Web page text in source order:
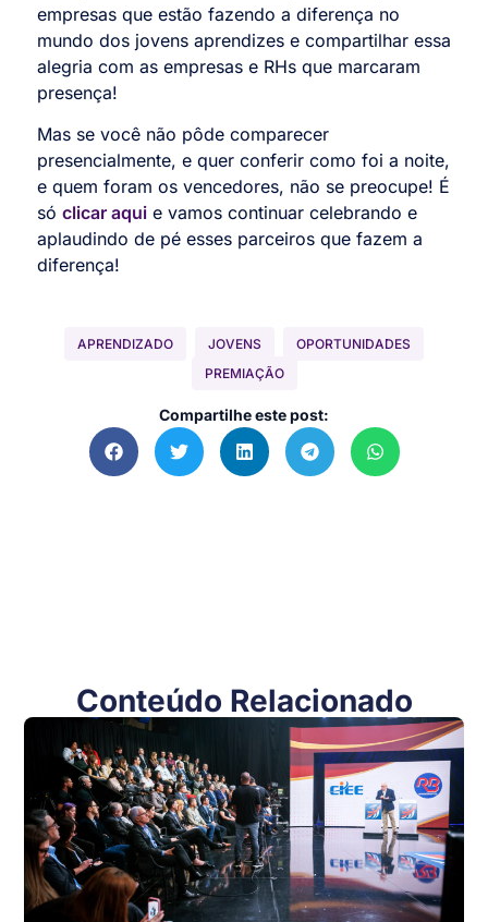
empresas que estão fazendo a diferença no
mundo dos jovens aprendizes e compartilhar essa
alegria com as empresas e RHs que marcaram
presença!
Mas se você não pôde comparecer
presencialmente, e quer conferir como foi a noite,
e quem foram os vencedores, não se preocupe! É
só clicar aqui e vamos continuar celebrando e
aplaudindo de pé esses parceiros que fazem a
diferença!
APRENDIZADO JOVENS
OPORTUNIDADES
PREMIAÇÃO
Compartilhe este post:
Conteúdo Relacionado